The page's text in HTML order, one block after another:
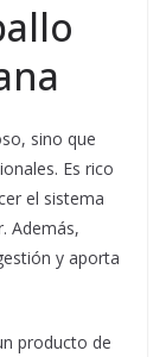
sino que
Es rico
el sistema
Además,
y aporta
producto de